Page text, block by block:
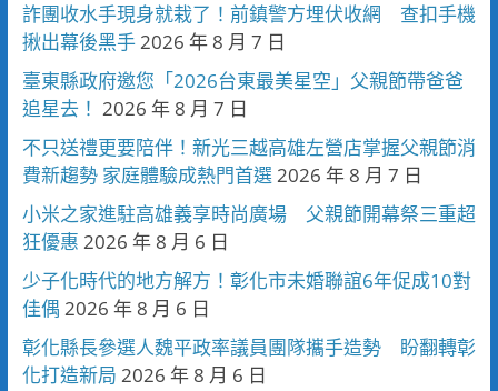
詐團收水手現身就栽了！前鎮警方埋伏收網 查扣手機
揪出幕後黑手2026 年 8 月 7 日
臺東縣政府邀您「2026台東最美星空」父親節帶爸爸
追星去！ 2026 年 8 月 7 日
不只送禮更要陪伴！新光三越高雄左營店掌握父親節消
費新趨勢 家庭體驗成熱門首選2026 年 8 月 7 日
小米之家進駐高雄義享時尚廣場 父親節開幕祭三重超
狂優惠 2026 年 8 月 6 日
少子化時代的地方解方！彰化市未婚聯誼6年促成10對
佳偶 2026 年 8 月 6 日
彰化縣長參選人魏平政率議員團隊攜手造勢 盼翻轉彰
化打造新局 2026 年 8 月 6 日